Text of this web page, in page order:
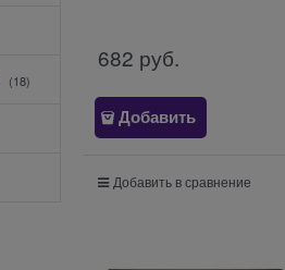
(18)
682 руб.
Добавить
Добавить в сравнение